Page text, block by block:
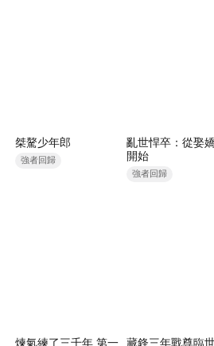
桀驁少年郎
強者回歸
亂世悍卒：從娶
開始
強者回歸
煉氣練了三千年 第一 藏鋒三年戰尊臨